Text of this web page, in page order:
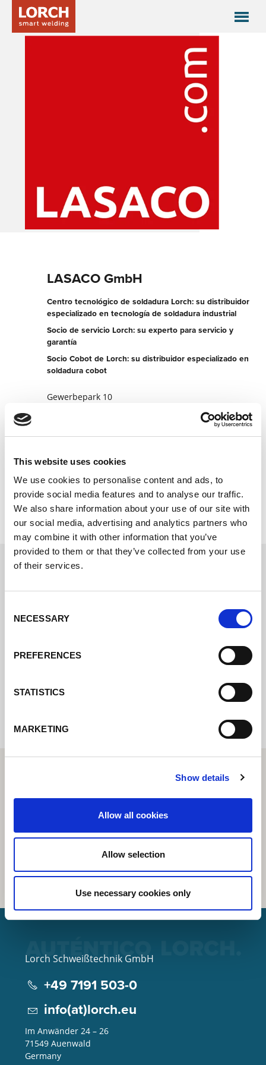
This website uses cookies
We use cookies to personalise content and ads, to
provide social media features and to analyse our traffic.
We also share information about your use of our site with
our social media, advertising and analytics partners who
may combine it with other information that you’ve
provided to them or that they’ve collected from your use
of their services.
Selection
NECESSARY
PREFERENCES
STATISTICS
MARKETING
Show details
Allow all cookies
Allow selection
Use necessary cookies only
LASACO GmbH
Centro tecnológico de soldadura Lorch: su distribuidor
especializado en tecnología de soldadura industrial
Socio de servicio Lorch: su experto para servicio y
garantía
Socio Cobot de Lorch: su distribuidor especializado en
soldadura cobot
Gewerbepark 10
Contactar ahora
pondremos en contacto con usted lo antes
available
Lorch Schweißtechnik GmbH
+49 7191 503-0
info(at)lorch.eu
Im Anwänder 24 – 26
71549 Auenwald
Germany